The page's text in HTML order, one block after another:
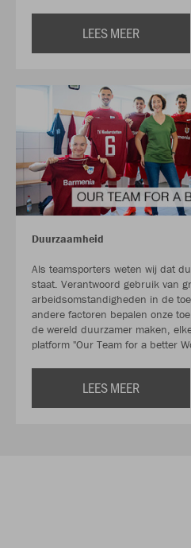
LEES MEER
Duurzaamheid
Als teamsporters weten wij dat
staat. Verantwoord gebruik van
arbeidsomstandigheden in de
andere factoren bepalen onze
de wereld duurzamer maken,
platform "Our Team for a better
LEES MEER